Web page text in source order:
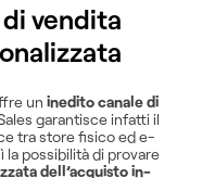
vendita
uninedito canale di
garantisce infatti il
tra store fisico ed e-
possibilità di provare
dell’acquisto in-